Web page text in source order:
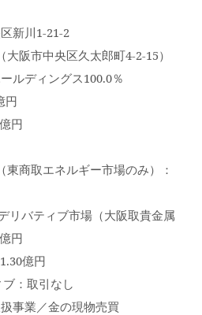
新川1-21-2
阪市中央区久太郎町4-2-15）
ルディングス100.0％
円
円
東商取エネルギー市場のみ）：
リバティブ市場（大阪取貴金属
円
億円
：取引なし
事業／金の現物売買